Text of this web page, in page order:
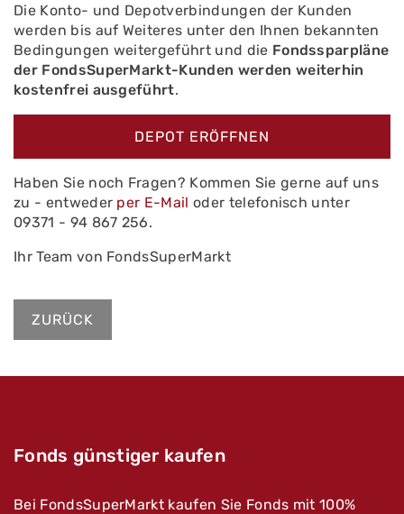
Die Konto- und Depotverbindungen der Kunden
werden bis auf Weiteres unter den Ihnen bekannten
Bedingungen weitergeführt und die Fondssparpläne
der FondsSuperMarkt-Kunden werden weiterhin
kostenfrei ausgeführt.
DEPOT ERÖFFNEN
Haben Sie noch Fragen? Kommen Sie gerne auf uns
zu - entweder per E-Mail oder telefonisch unter
09371 - 94 867 256.
Ihr Team von FondsSuperMarkt
ZURÜCK
Fonds günstiger kaufen
Bei FondsSuperMarkt kaufen Sie Fonds mit 100%